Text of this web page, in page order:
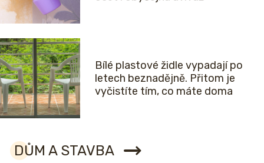
Bílé plastové židle vypadají po
letech beznadějně. Přitom je
vyčistíte tím, co máte doma
DŮM A STAVBA